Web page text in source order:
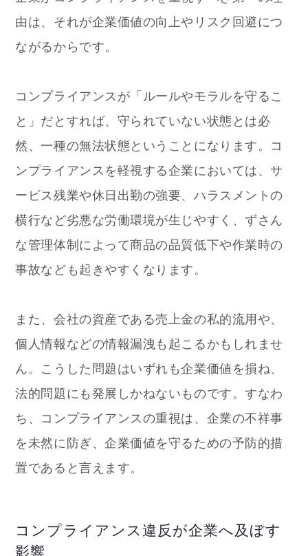
由は、それが企業価値の向上やリスク回避につ
ながるからです。
コンプライアンスが「ルールやモラルを守るこ
と」だとすれば、守られていない状態とは必
然、一種の無法状態ということになります。コ
ンプライアンスを軽視する企業においては、サ
ービス残業や休日出勤の強要、ハラスメントの
横行など劣悪な労働環境が生じやすく、ずさん
な管理体制によって商品の品質低下や作業時の
事故なども起きやすくなります。
また、会社の資産である売上金の私的流用や、
個人情報などの情報漏洩も起こるかもしれませ
ん。こうした問題はいずれも企業価値を損ね、
法的問題にも発展しかねないものです。すなわ
ち、コンプライアンスの重視は、企業の不祥事
を未然に防ぎ、企業価値を守るための予防的措
置であると言えます。
コンプライアンス違反が企業へ及ぼす
影響